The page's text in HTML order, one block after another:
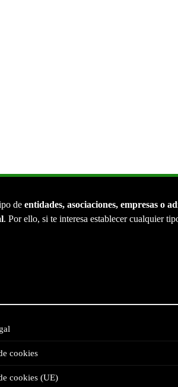
de entidades, asociaciones, empresas o
. Por ello, si te interesa establecer cualquier
cookies
cookies (UE)